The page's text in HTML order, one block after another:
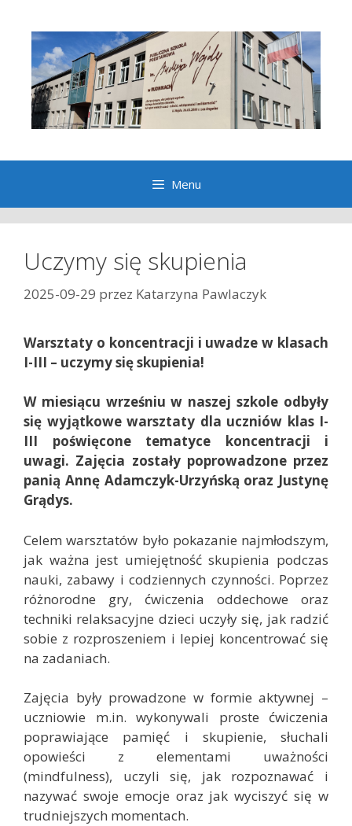
Menu
Uczymy się skupienia
2025-09-29 przez Katarzyna Pawlaczyk
Warsztaty o koncentracji i uwadze w klasach
I-III – uczymy się skupienia!
W miesiącu wrześniu w naszej szkole odbyły
się wyjątkowe warsztaty dla uczniów klas I-
III poświęcone tematyce koncentracji i
uwagi. Zajęcia zostały poprowadzone przez
panią Annę Adamczyk-Urzyńską oraz Justynę
Grądys.
Celem warsztatów było pokazanie najmłodszym,
jak ważna jest umiejętność skupienia podczas
nauki, zabawy i codziennych czynności. Poprzez
różnorodne gry, ćwiczenia oddechowe oraz
techniki relaksacyjne dzieci uczyły się, jak radzić
sobie z rozproszeniem i lepiej koncentrować się
na zadaniach.
Zajęcia były prowadzone w formie aktywnej –
uczniowie m.in. wykonywali proste ćwiczenia
poprawiające pamięć i skupienie, słuchali
opowieści z elementami uważności
(mindfulness), uczyli się, jak rozpoznawać i
nazywać swoje emocje oraz jak wyciszyć się w
trudniejszych momentach.